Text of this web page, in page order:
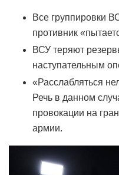
Все группировки
противник
ВСУ теряют
наступательным
«Расслабляться
Речь в данном
провокации на
армии.